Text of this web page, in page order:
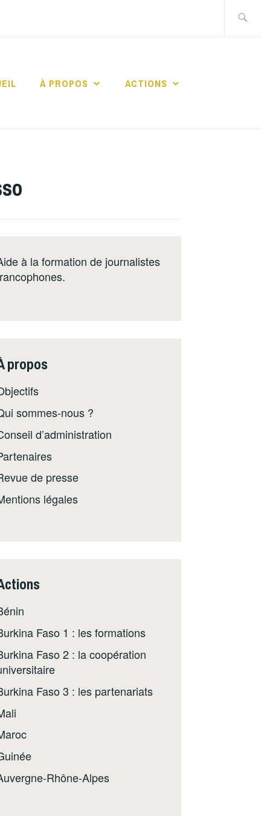
À PROPOS ACTIONS
à la formation de journalistes
propos
sommes-nous ?
d’administration
de presse
légales
Faso 1 : les formations
Faso 2 : la coopération
Faso 3 : les partenariats
Rhône-Alpes